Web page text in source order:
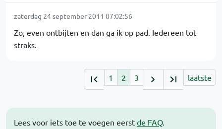
Lees voor iets toe te voegen eerst de FAQ.
zaterdag 24 september 2011 07:02:56
Zo, even ontbijten en dan ga ik op pad. Iedereen tot
straks.
1 2 3 laatste